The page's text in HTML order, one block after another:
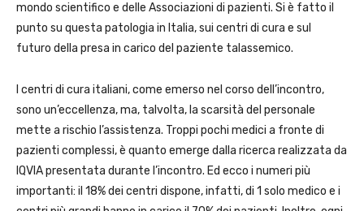
mondo scientifico e delle Associazioni di pazienti. Si è fatto il
punto su questa patologia in Italia, sui centri di cura e sul
futuro della presa in carico del paziente talassemico.
I centri di cura italiani, come emerso nel corso dell’incontro,
sono un’eccellenza, ma, talvolta, la scarsità del personale
mette a rischio l’assistenza. Troppi pochi medici a fronte di
pazienti complessi, è quanto emerge dalla ricerca realizzata da
IQVIA presentata durante l’incontro. Ed ecco i numeri più
importanti: il 18% dei centri dispone, infatti, di 1 solo medico e i